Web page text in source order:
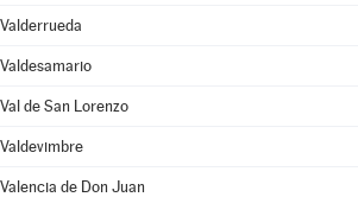
Valderrueda
Valdesamario
Val de San Lorenzo
Valdevimbre
Valencia de Don Juan